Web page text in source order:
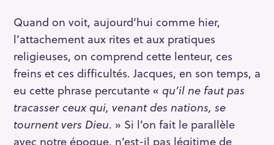
Quand on voit, aujourd’hui comme hier,
l’attachement aux rites et aux pratiques
religieuses, on comprend cette lenteur, ces
freins et ces difficultés. Jacques, en son temps, a
eu cette phrase percutante « qu’il ne faut pas
tracasser ceux qui, venant des nations, se
tournent vers Dieu. » Si l’on fait le parallèle
avec notre époque, n’est-il pas légitime de